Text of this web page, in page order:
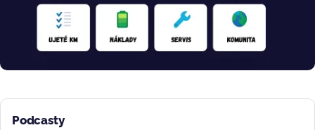
Podcasty